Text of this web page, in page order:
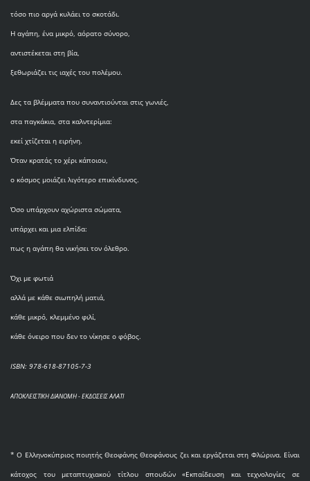
τόσο πιο αργά κυλάει το σκοτάδι.
Η αγάπη, ένα μικρό, αόρατο σύνορο,
αντιστέκεται στη βία,
ξεθωριάζει τις ιαχές του πολέμου.
Δες τα βλέμματα που συναντιούνται στις γωνιές,
στα παγκάκια, στα καλντερίμια:
εκεί χτίζεται η ειρήνη.
Όταν κρατάς το χέρι κάποιου,
ο κόσμος μοιάζει λιγότερο επικίνδυνος.
Όσο υπάρχουν αχώριστα σώματα,
υπάρχει και μια ελπίδα:
πως η αγάπη θα νικήσει τον όλεθρο.
Όχι με φωτιά
αλλά με κάθε σιωπηλή ματιά,
κάθε μικρό, κλεμμένο φιλί,
κάθε όνειρο που δεν το νίκησε ο φόβος.
ISBN: 978-618-87105-7-3
ΑΠΟΚΛΕΙΣΤΙΚΗ ΔΙΑΝΟΜΗ - ΕΚΔΟΣΕΙΣ ΑΛΑΤΙ
* O Eλληνοκύπριος ποιητής Θεοφάνης Θεοφάνους ζει και εργάζεται στη Φλώρινα. Είναι
κάτοχος του μεταπτυχιακού τίτλου σπουδών «Εκπαίδευση και τεχνολογίες σε